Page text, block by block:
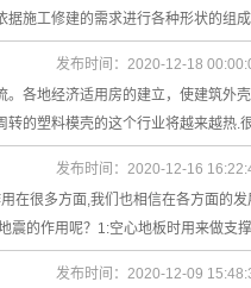
施工修建的需求进行各种形状的组
各地经济适用房的建立，使建筑外
的塑料模壳的这个行业将越来越热.
发布时间：2020-12-18
在很多方面,我们也相信在各方面的
震的作用呢？1:空心地板时用来做支
发布时间：2020-12-16
发布时间：2020-12-09